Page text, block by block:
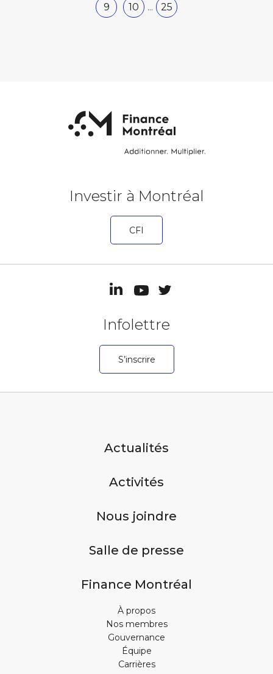
9 10 ... 25
Investir à Montréal
CFI
Infolettre
S’inscrire
Actualités
Activités
Nous joindre
Salle de presse
Finance Montréal
À propos
Nos membres
Gouvernance
Équipe
Carrières